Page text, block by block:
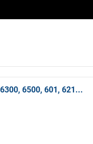
6500, 601, 621...